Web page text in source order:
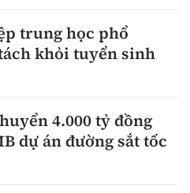
trung học phổ
khỏi tuyển sinh
4.000 tỷ đồng
dự án đường sắt tốc